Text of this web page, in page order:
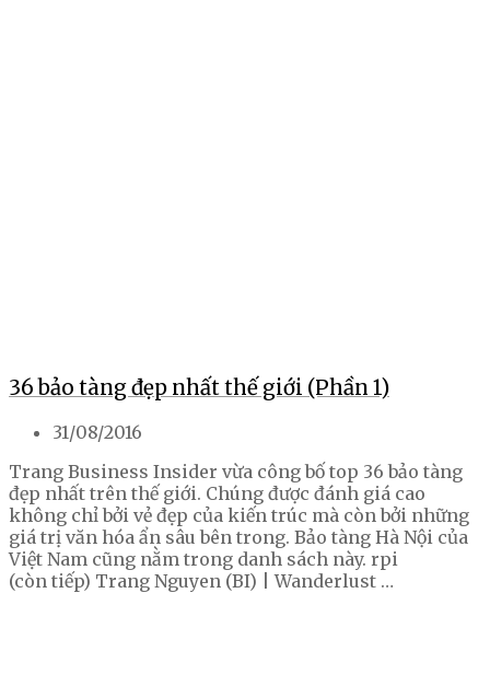
36 bảo tàng đẹp nhất thế giới (Phần 1)
31/08/2016
Trang Business Insider vừa công bố top 36 bảo tàng
đẹp nhất trên thế giới. Chúng được đánh giá cao
không chỉ bởi vẻ đẹp của kiến trúc mà còn bởi những
giá trị văn hóa ẩn sâu bên trong. Bảo tàng Hà Nội của
Việt Nam cũng nằm trong danh sách này. rpi
(còn tiếp) Trang Nguyen (BI) | Wanderlust …